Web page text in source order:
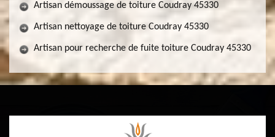
Artisan démoussage de toiture Coudray 45330
Artisan nettoyage de toiture Coudray 45330
Artisan pour recherche de fuite toiture Coudray 45330